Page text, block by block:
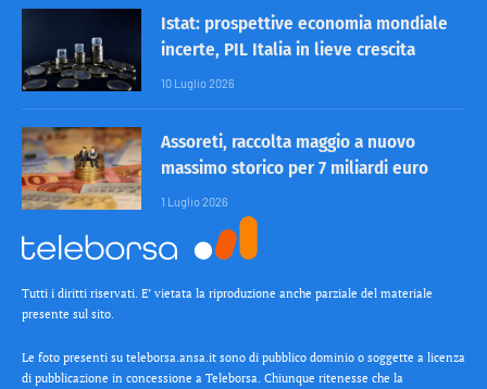
Istat: prospettive economia mondiale
incerte, PIL Italia in lieve crescita
10 Luglio 2026
Assoreti, raccolta maggio a nuovo
massimo storico per 7 miliardi euro
1 Luglio 2026
Tutti i diritti riservati. E’ vietata la riproduzione anche parziale del materiale
presente sul sito.
Le foto presenti su teleborsa.ansa.it sono di pubblico dominio o soggette a licenza
di pubblicazione in concessione a Teleborsa. Chiunque ritenesse che la